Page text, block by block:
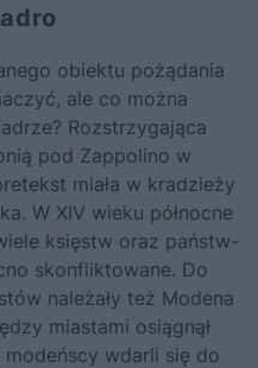
obiektu pożądania
ale co można
Rozstrzygająca
pod Zappolino w
miała w kradzieży
W XIV wieku północne
księstw oraz państw-
skonfliktowane. Do
należały też Modena
miastami osiągnął
wdarli się do